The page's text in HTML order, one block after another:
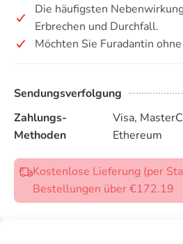
Die häufigsten
Erbrechen und Durchfall.
Möchten Sie Furadantin
Sendungsverfolgung
Zahlungs-
Methoden
Visa,
Ethereum
Kostenlose Lieferung (per
Bestellungen über €172.19